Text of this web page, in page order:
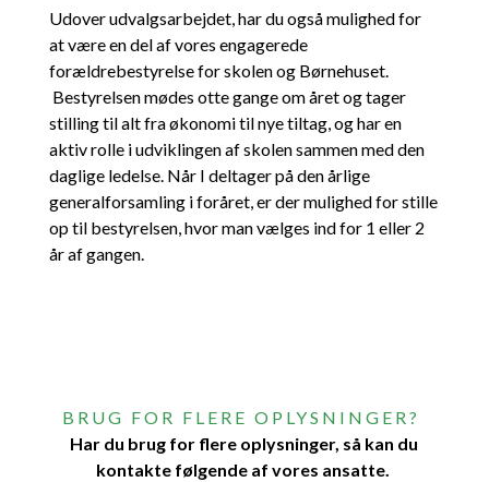
Udover udvalgsarbejdet, har du også mulighed for
at være en del af vores engagerede
forældrebestyrelse for skolen og Børnehuset.
Bestyrelsen mødes otte gange om året og tager
stilling til alt fra økonomi til nye tiltag, og har en
aktiv rolle i udviklingen af skolen sammen med den
daglige ledelse. Når I deltager på den årlige
generalforsamling i foråret, er der mulighed for stille
op til bestyrelsen, hvor man vælges ind for 1 eller 2
år af gangen.
BRUG FOR FLERE OPLYSNINGER?
Har du brug for flere oplysninger, så kan du
kontakte følgende af vores ansatte.